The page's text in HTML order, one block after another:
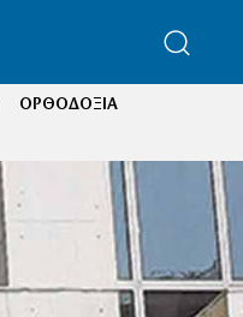
ΟΡΘΟΔΟΞΙΑ